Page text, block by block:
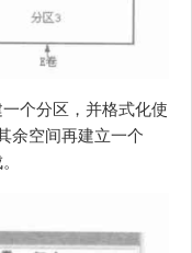
个分区，并格式化使
余空间再建立一个